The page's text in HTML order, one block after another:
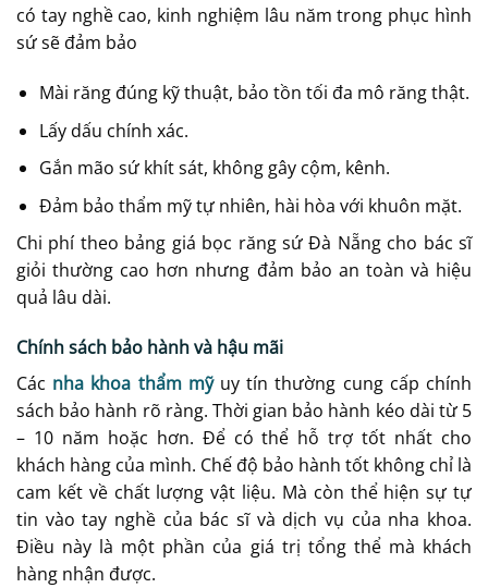
có tay nghề cao, kinh nghiệm lâu năm trong phục hình
sứ sẽ đảm bảo
Mài răng đúng kỹ thuật, bảo tồn tối đa mô răng thật.
Lấy dấu chính xác.
Gắn mão sứ khít sát, không gây cộm, kênh.
Đảm bảo thẩm mỹ tự nhiên, hài hòa với khuôn mặt.
Chi phí theo bảng giá bọc răng sứ Đà Nẵng cho bác sĩ
giỏi thường cao hơn nhưng đảm bảo an toàn và hiệu
quả lâu dài.
Chính sách bảo hành và hậu mãi
Các nha khoa thẩm mỹuy tín thường cung cấp chính
sách bảo hành rõ ràng. Thời gian bảo hành kéo dài từ 5
– 10 năm hoặc hơn. Để có thể hỗ trợ tốt nhất cho
khách hàng của mình. Chế độ bảo hành tốt không chỉ là
cam kết về chất lượng vật liệu. Mà còn thể hiện sự tự
tin vào tay nghề của bác sĩ và dịch vụ của nha khoa.
Điều này là một phần của giá trị tổng thể mà khách
hàng nhận được.